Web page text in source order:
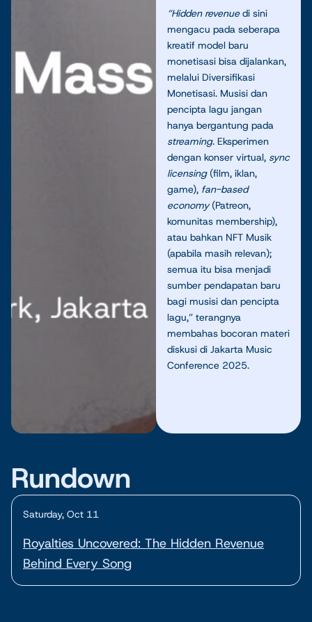
“Hidden revenuedi sini
mengacu pada seberapa
kreatif model baru
monetisasi bisa dijalankan,
melalui Diversifikasi
Monetisasi. Musisi dan
pencipta lagu jangan
hanya bergantung pada
streaming. Eksperimen
dengan konser virtual, sync
licensing (film, iklan,
game), fan-based
economy(Patreon,
komunitas membership),
atau bahkan NFT Musik
(apabila masih relevan);
semua itu bisa menjadi
sumber pendapatan baru
bagi musisi dan pencipta
lagu,” terangnya
membahas bocoran materi
diskusi di Jakarta Music
Conference 2025.
Rundown
Saturday, Oct 11
Royalties Uncovered: The Hidden Revenue
Behind Every Song